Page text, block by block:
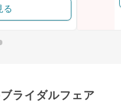
る
ライダルフェア